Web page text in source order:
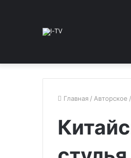
Главная / Авторское /